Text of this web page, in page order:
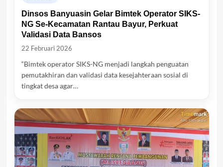
Dinsos Banyuasin Gelar Bimtek Operator SIKS-
NG Se-Kecamatan Rantau Bayur, Perkuat
Validasi Data Bansos
22 Februari 2026
“Bimtek operator SIKS-NG menjadi langkah penguatan
pemutakhiran dan validasi data kesejahteraan sosial di
tingkat desa agar…